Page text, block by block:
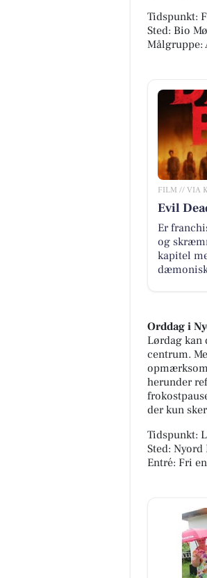
Tidspunkt:
Sted: Bio
Målgruppe:
FILM // VIA
Evil
Er
og
kapitel
Orddag i
Lørdag kan
centrum.
herunder
der kun
Tidspunkt:
Sted: Nyord
Entré: Fri